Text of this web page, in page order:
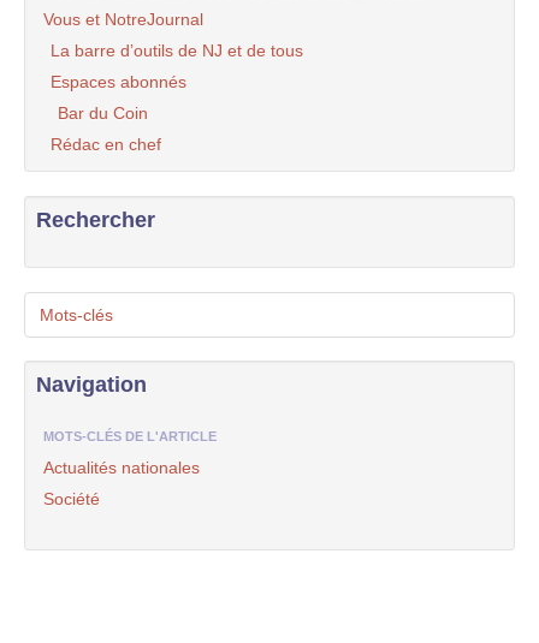
Vous et NotreJournal
La barre d’outils de NJ et de tous
Espaces abonnés
Bar du Coin
Rédac en chef
Rechercher
Mots-clés
Navigation
MOTS-CLÉS DE L'ARTICLE
Actualités nationales
Société